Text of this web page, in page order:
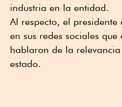
industria en la entidad.
Al respecto, el presidente
en sus redes sociales
hablaron de la
estado.